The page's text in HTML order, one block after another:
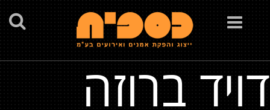
Toggle
navigation
דויד ברוזה